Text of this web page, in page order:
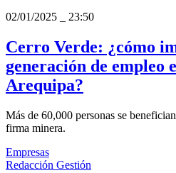
02/01/2025
23:50
Cerro Verde: ¿cómo
generación de empleo
Arequipa?
Más de 60,000 personas se
firma minera.
Empresas
Redacción Gestión